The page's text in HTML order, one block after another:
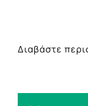
Διαβάστε